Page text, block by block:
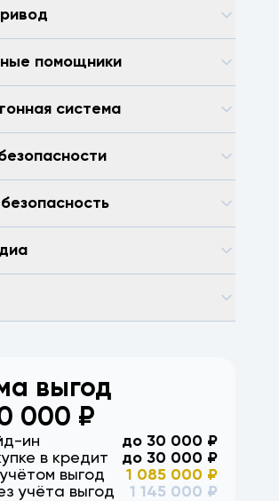
помощники
система
выгод
000 ₽
ин до 30 000 ₽
в кредит
до 30 000 ₽
выгод
1 085 000 ₽
учёта выгод
1 145 000 ₽